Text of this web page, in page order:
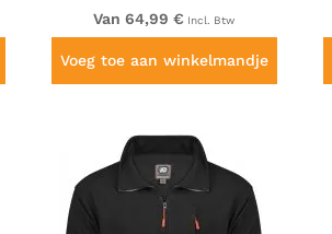
Van 64,99 € Incl. Btw
Voeg toe aan winkelmandje